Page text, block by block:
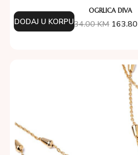
OGRLICA DIVA
234.00KM 163.80
DODAJ U KORPU